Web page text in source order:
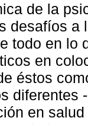
de la
desafíos a
todo en lo
en
éstos
diferentes
en